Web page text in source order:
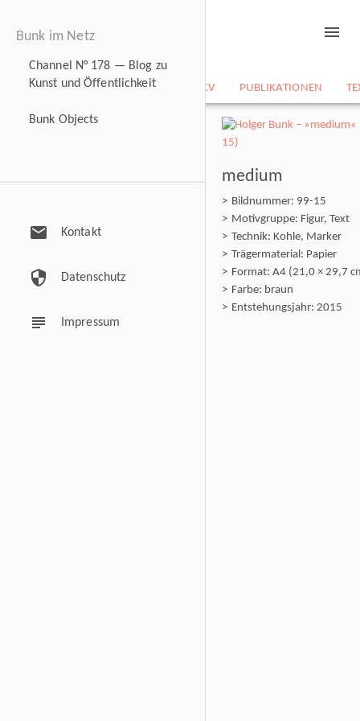
NEWS BILDARCHIV CV PUBLIKATIONEN
menu
Bunk im Netz
Channel N° 178 — Blog zu
Kunst und Öffentlichkeit
Bunk Objects
mail Kontakt
security Datenschutz
subject Impressum
medium
Bildnummer: 99-15
Motivgruppe: Figur, Text
Technik: Kohle, Marker
Trägermaterial: Papier
Format: A4 (21,0 × 29,7
Farbe: braun
Entstehungsjahr: 2015